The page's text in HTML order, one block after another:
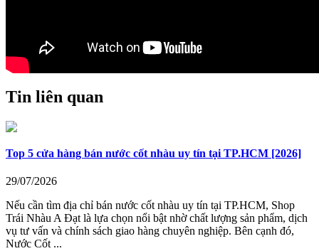
Tin liên quan
Top 5 cửa hàng bán nước cốt nhàu uy tín tại TP.HCM [2026]
29/07/2026
Nếu cần tìm địa chỉ bán nước cốt nhàu uy tín tại TP.HCM, Shop
Trái Nhàu A Đạt là lựa chọn nổi bật nhờ chất lượng sản phẩm, dịch
vụ tư vấn và chính sách giao hàng chuyên nghiệp. Bên cạnh đó,
Nước Cốt ...